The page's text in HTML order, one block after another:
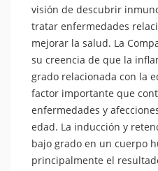
visión de descubrir
tratar enfermedades
mejorar la salud. La
su creencia de que la
grado relacionada con la
factor importante que
enfermedades y
edad. La inducción y
bajo grado en un cuerpo
principalmente el